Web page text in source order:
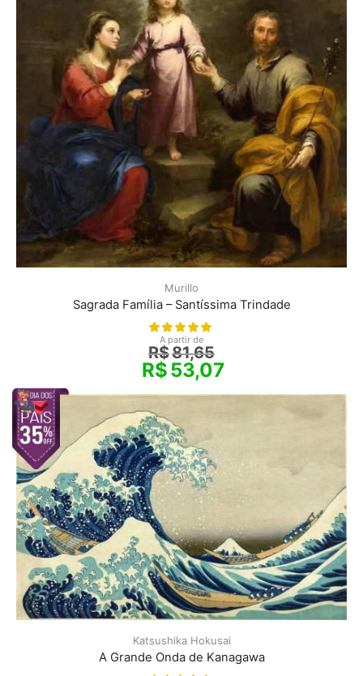
Murillo
Sagrada Família – Santíssima Trindade
A partir de
R$81,65
R$53,07
Katsushika Hokusai
A Grande Onda de Kanagawa